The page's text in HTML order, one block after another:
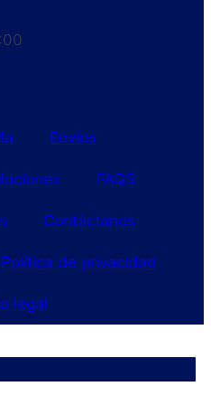
Envíos
FAQS
Contáctanos
Política de privacidad
legal